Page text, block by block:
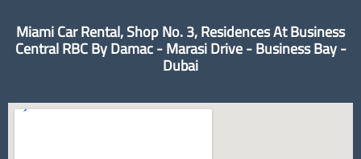
Miami Car Rental, Shop No. 3, Residences At Business
Central RBC By Damac - Marasi Drive - Business Bay -
Dubai